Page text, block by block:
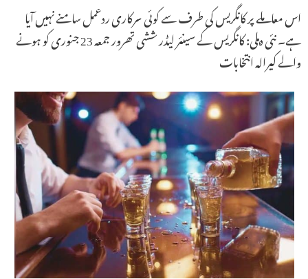
اس معاملے پر کانگریس کی طرف سے کوئی سرکاری ردعمل سامنے نہیں آیا
ہے۔ نئی دہلی: کانگریس کے سینئر لیڈر ششی تھرور جمعہ 23 جنوری کو ہونے
والے کیرالہ انتخابات